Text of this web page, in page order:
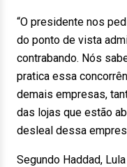
“O presidente nos
do ponto de vista
contrabando. Nós
pratica essa
demais empresas,
das lojas que estão
desleal dessa
Segundo Haddad,